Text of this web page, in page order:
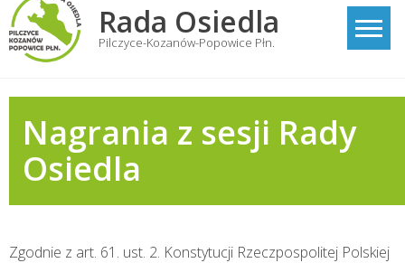
Rada Osiedla
Pilczyce-Kozanów-Popowice Płn.
Nagrania z sesji Rady
Osiedla
Zgodnie z art. 61. ust. 2. Konstytucji Rzeczpospolitej Polskiej